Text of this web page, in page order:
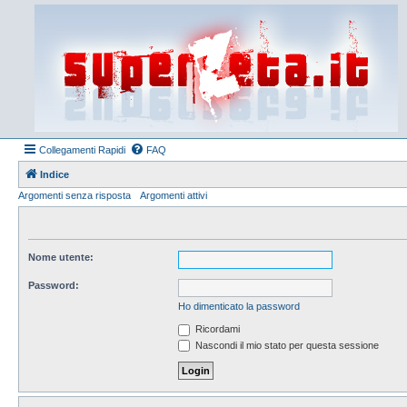
Collegamenti Rapidi FAQ
Indice
Argomenti senza risposta
Argomenti attivi
Nome utente:
Password:
Ho dimenticato la password
Ricordami
Nascondi il mio stato per questa sessione